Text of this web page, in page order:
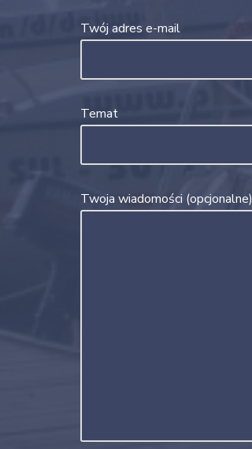
Twój adres e-mail
Temat
Twoja wiadomości (opcjonalne)